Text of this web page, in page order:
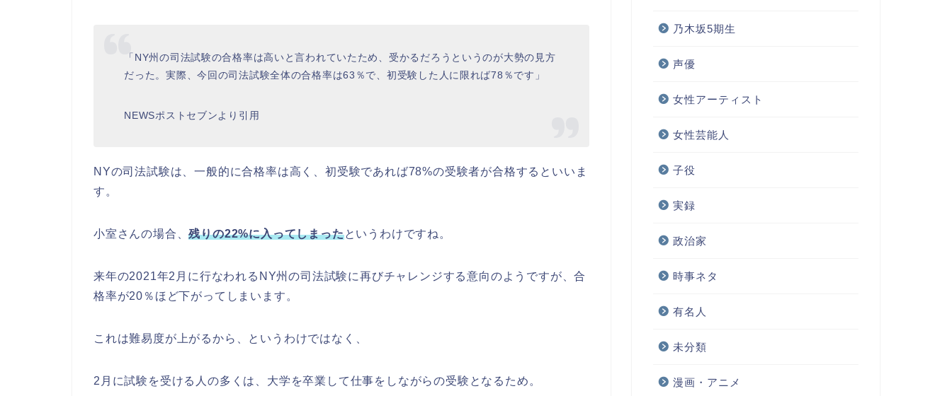
「NY州の司法試験の合格率は高いと言われていたため、受かるだろうというのが大勢の見方
だった。実際、今回の司法試験全体の合格率は63％で、初受験した人に限れば78％です」
NEWSポストセブンより引用
NYの司法試験は、一般的に合格率は高く、初受験であれば78%の受験者が合格するといいま
す。
小室さんの場合、残りの22%に入ってしまったというわけですね。
来年の2021年2月に行なわれるNY州の司法試験に再びチャレンジする意向のようですが、合
格率が20％ほど下がってしまいます。
これは難易度が上がるから、というわけではなく、
2月に試験を受ける人の多くは、大学を卒業して仕事をしながらの受験となるため。
乃木坂5期生
声優
女性アーティスト
女性芸能人
子役
実録
政治家
時事ネタ
有名人
未分類
漫画・アニメ